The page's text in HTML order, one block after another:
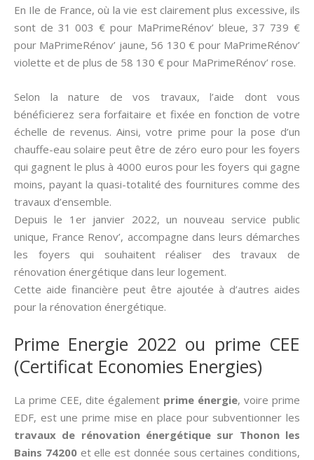
En Ile de France, où la vie est clairement plus excessive, ils
sont de 31 003 € pour MaPrimeRénov’ bleue, 37 739 €
pour MaPrimeRénov’ jaune, 56 130 € pour MaPrimeRénov’
violette et de plus de 58 130 € pour MaPrimeRénov’ rose.
Selon la nature de vos travaux, l’aide dont vous
bénéficierez sera forfaitaire et fixée en fonction de votre
échelle de revenus. Ainsi, votre prime pour la pose d’un
chauffe-eau solaire peut être de zéro euro pour les foyers
qui gagnent le plus à 4000 euros pour les foyers qui gagne
moins, payant la quasi-totalité des fournitures comme des
travaux d’ensemble.
Depuis le 1er janvier 2022, un nouveau service public
unique, France Renov’, accompagne dans leurs démarches
les foyers qui souhaitent réaliser des travaux de
rénovation énergétique dans leur logement.
Cette aide financière peut être ajoutée à d’autres aides
pour la rénovation énergétique.
Prime Energie 2022 ou prime CEE
(Certificat Economies Energies)
La prime CEE, dite également prime énergie, voire prime
EDF, est une prime mise en place pour subventionner les
travaux de rénovation énergétique sur Thonon les
Bains 74200et elle est donnée sous certaines conditions,